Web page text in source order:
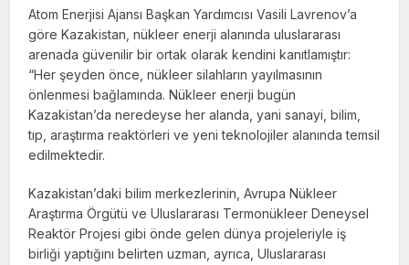
Atom Enerjisi Ajansı Başkan Yardımcısı Vasili Lavrenov’a
göre Kazakistan, nükleer enerji alanında uluslararası
arenada güvenilir bir ortak olarak kendini kanıtlamıştır:
“Her şeyden önce, nükleer silahların yayılmasının
önlenmesi bağlamında. Nükleer enerji bugün
Kazakistan’da neredeyse her alanda, yani sanayi, bilim,
tıp, araştırma reaktörleri ve yeni teknolojiler alanında temsil
edilmektedir.
Kazakistan’daki bilim merkezlerinin, Avrupa Nükleer
Araştırma Örgütü ve Uluslararası Termonükleer Deneysel
Reaktör Projesi gibi önde gelen dünya projeleriyle iş
birliği yaptığını belirten uzman, ayrıca, Uluslararası